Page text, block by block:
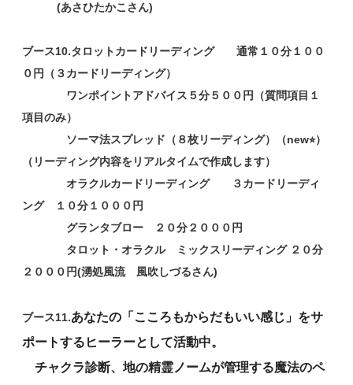
(あさひたかこさん)
ブース10.タロットカードリーディング 通常１０分１００
０円（３カードリーディング）
ワンポイントアドバイス５分５００円（質問項目１
項目のみ）
ソーマ法スプレッド（８枚リーディング）（new⭐︎）
（リーディング内容をリアルタイムで作成します）
オラクルカードリーディング ３カードリーディ
ング １０分１０００円
グランタブロー ２０分２０００円
タロット・オラクル ミックスリーディング ２０分
２０００円(湧処風流 風吹しづるさん)
ブース11.あなたの「こころもからだもいい感じ」をサ
ポートするヒーラーとして活動中。
チャクラ診断、地の精霊ノームが管理する魔法のペ